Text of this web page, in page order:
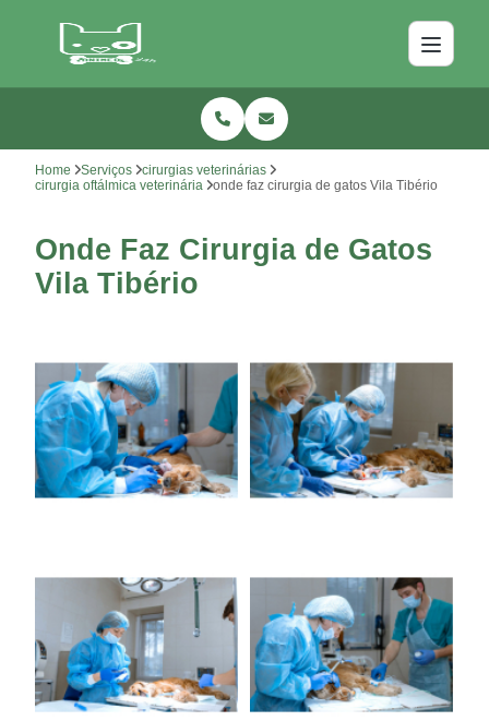
Home Serviços
cirurgias veterinárias
cirurgia oftálmica veterinária
onde faz cirurgia de gatos Vila Tibério
Onde Faz Cirurgia de Gatos
Vila Tibério